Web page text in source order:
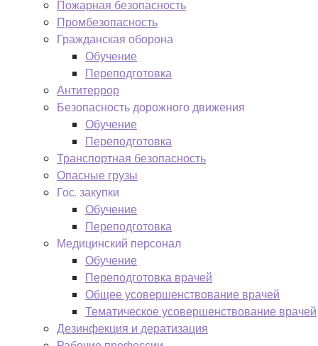
Пожарная безопасность
Промбезопасность
Гражданская оборона
Обучение
Переподготовка
Антитеррор
Безопасность дорожного движения
Обучение
Переподготовка
Транспортная безопасность
Опасные грузы
Гос. закупки
Обучение
Переподготовка
Медицинский персонал
Обучение
Переподготовка врачей
Общее усовершенствование врачей
Тематическое усовершенствование врачей
Дезинфекция и дератизация